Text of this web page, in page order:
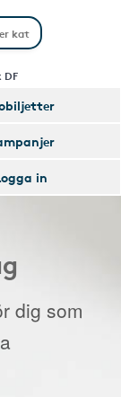
DF
in
dig som